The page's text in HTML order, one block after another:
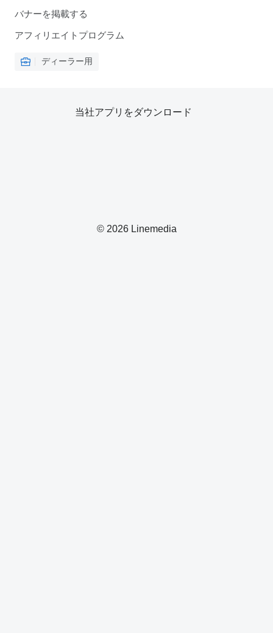
バナーを掲載する
アフィリエイトプログラム
ディーラー用
© 2026 Linemedia
当社アプリをダウンロード